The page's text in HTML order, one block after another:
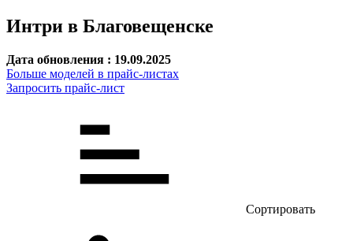
Интри в Благовещенске
Дата обновления : 19.09.2025
Больше моделей в прайс-листах
Запросить прайс-лист
Сортировать